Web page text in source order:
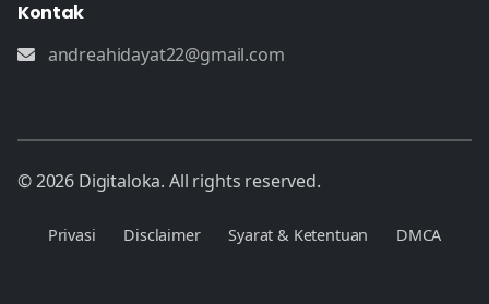
Kontak
andreahidayat22@gmail.com
© 2026 Digitaloka. All rights reserved.
Privasi Disclaimer Syarat & Ketentuan DMCA